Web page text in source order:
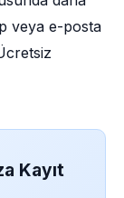
veya e-posta
Kayıt